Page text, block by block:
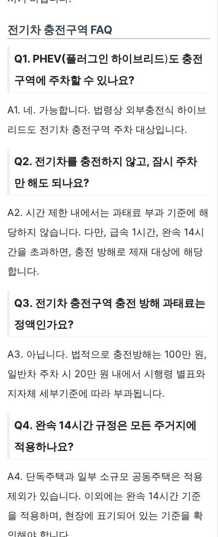
전기차 충전구역 FAQ
Q1. PHEV(플러그인 하이브리드)도 충전
구역에 주차할 수 있나요?
A1. 네. 가능합니다. 법령상 외부충전식 하이브
리드도 전기차 충전구역 주차 대상입니다.
Q2. 전기차를 충전하지 않고, 잠시 주차
만 해도 되나요?
A2. 시간 제한 내에서는 과태료 부과 기준에 해
당하지 않습니다. 다만, 급속 1시간, 완속 14시
간을 초과하면, 충전 방해로 제재 대상에 해당
합니다.
Q3. 전기차 충전구역 충전 방해 과태료는
정액인가요?
A3. 아닙니다. 법적으로 충전방해는 100만 원,
일반차 주차 시 20만 원 내에서 시행령 별표와
지자체 세부기준에 따라 부과됩니다.
Q4. 완속 14시간 규정은 모든 주거지에
적용하나요?
A4. 단독주택과 일부 소규모 공동주택은 적용
제외가 있습니다. 이외에는 완속 14시간 기준
을 적용하며, 현장에 표기되어 있는 기준을 확